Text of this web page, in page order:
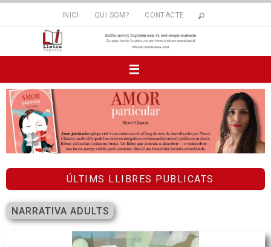
INICI QUI SOM? CONTACTE
ÚLTIMS LLIBRES PUBLICATS
NARRATIVA ADULTS